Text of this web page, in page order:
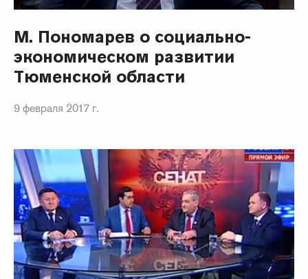
М. Пономарев о социально-
экономическом развитии
Тюменской области
9 февраля 2017 г.